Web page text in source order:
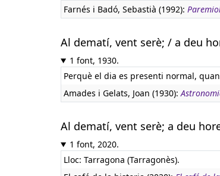
Farnés i Badó, Sebastià (1992):
Al dematí, vent serè; / a deu
1 font, 1930.
Perquè el dia es presenti normal,
Amades i Gelats, Joan (1930):
Al dematí, vent serè; a deu
1 font, 2020.
Lloc: Tarragona (Tarragonès).